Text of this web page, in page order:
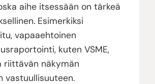
aihe itsessään on tärkeä
Esimerkiksi
vapaaehtoinen
kuten VSME,
riittävän näkymän
vastuullisuuteen.